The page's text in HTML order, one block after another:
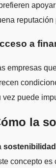
reputación
a
empresas
vez puede
la
concepto es